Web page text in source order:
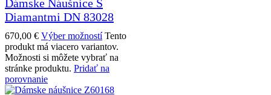
Dámske Náušnice S
Diamantmi DN 83028
670,00 € Výber možností Tento
produkt má viacero variantov.
Možnosti si môžete vybrať na
stránke produktu. Pridať na
porovnanie